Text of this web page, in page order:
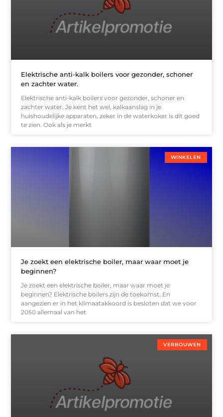
Elektrische anti-kalk boilers voor gezonder, schoner
en zachter water.
Elektrische anti-kalk boilers voor gezonder, schoner en
zachter water. Je kent het wel, kalkaanslag in je
huishoudelijke apparaten, zeker in de waterkoker is dit goed
te zien. Ook als je merkt
WINKELEN
Je zoekt een elektrische boiler, maar waar moet je
beginnen?
Je zoekt een elektrische boiler, maar waar moet je
beginnen? Elektrische boilers zijn de toekomst. En
aangezien er in het klimaatakkoord is besloten dat we voor
2050 allemaal van het
VERBOUWEN